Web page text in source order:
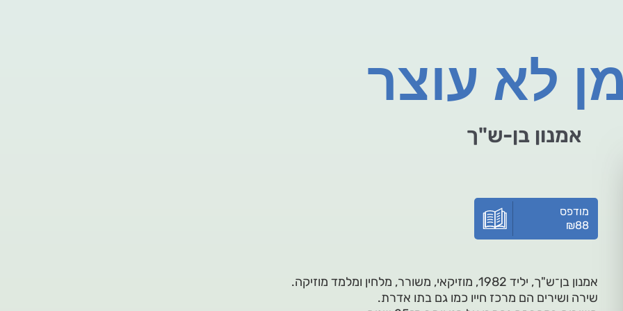
לא עוצר
אמנון בן-ש"ך
מודפס
₪88
אמנון בן־ש"ך, יליד 1982, מוזיקאי, משורר, מלחין ומלמד מוזיקה.
שירה ושירים הם מרכז חייו כמו גם בתו אדרת.